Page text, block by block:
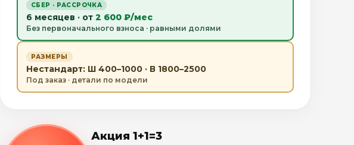
СБЕР · РАССРОЧКА
6 месяцев · от 2 600 ₽/мес
Без первоначального взноса · равными долями
РАЗМЕРЫ
Нестандарт: Ш 400–1000 · В 1800–2500
Под заказ · детали по модели
Акция 1+1=3